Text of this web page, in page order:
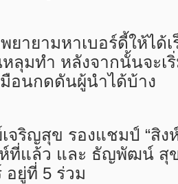
ยายามหาเบอร์ดี้ให้ได้
ลุมทำ หลังจากนั้นจะเ
อนกดดันผู้นำได้บ้าง
จริญสุข รองแชมป์ “สิง
ห์ที่แล้ว และ ธัญพัฒน์ สุ
อยู่ที่ 5 ร่วม